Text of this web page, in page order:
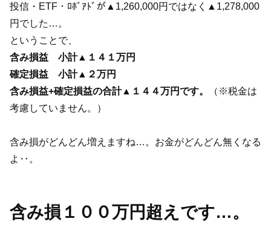
投信・ETF・ﾛﾎﾞｱﾄﾞが▲1,260,000円ではなく▲1,278,000
円でした…。
ということで、
含み損益 小計▲１４１万円
確定損益 小計▲２万円
含み損益+確定損益の合計▲１４４万円です。
（※税金は
考慮していません。）
含み損がどんどん増えますね…。お金がどんどん無くなる
よ‥。
含み損１００万円超えです…。